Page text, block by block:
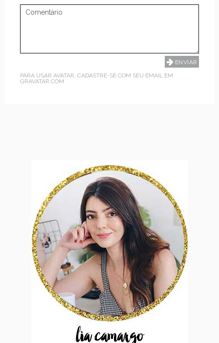
PARA USAR AVATAR, CADASTRE-SE COM SEU EMAIL EM
GRAVATAR.COM
lia camargo